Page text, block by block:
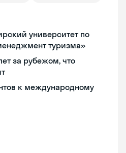
университет по
туризма»
за рубежом, что
к международному